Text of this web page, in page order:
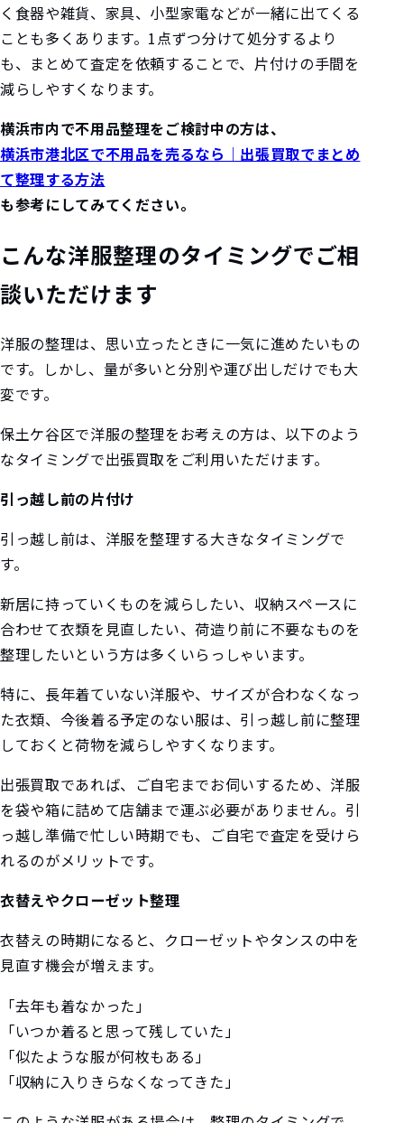
く食器や雑貨、家具、小型家電などが一緒に出てくる
ことも多くあります。1点ずつ分けて処分するより
も、まとめて査定を依頼することで、片付けの手間を
減らしやすくなります。
横浜市内で不用品整理をご検討中の方は、
横浜市港北区で不用品を売るなら｜出張買取でまとめ
て整理する方法
も参考にしてみてください。
こんな洋服整理のタイミングでご相
談いただけます
洋服の整理は、思い立ったときに一気に進めたいもの
です。しかし、量が多いと分別や運び出しだけでも大
変です。
保土ケ谷区で洋服の整理をお考えの方は、以下のよう
なタイミングで出張買取をご利用いただけます。
引っ越し前の片付け
引っ越し前は、洋服を整理する大きなタイミングで
す。
新居に持っていくものを減らしたい、収納スペースに
合わせて衣類を見直したい、荷造り前に不要なものを
整理したいという方は多くいらっしゃいます。
特に、長年着ていない洋服や、サイズが合わなくなっ
た衣類、今後着る予定のない服は、引っ越し前に整理
しておくと荷物を減らしやすくなります。
出張買取であれば、ご自宅までお伺いするため、洋服
を袋や箱に詰めて店舗まで運ぶ必要がありません。引
っ越し準備で忙しい時期でも、ご自宅で査定を受けら
れるのがメリットです。
衣替えやクローゼット整理
衣替えの時期になると、クローゼットやタンスの中を
見直す機会が増えます。
「去年も着なかった」
「いつか着ると思って残していた」
「似たような服が何枚もある」
「収納に入りきらなくなってきた」